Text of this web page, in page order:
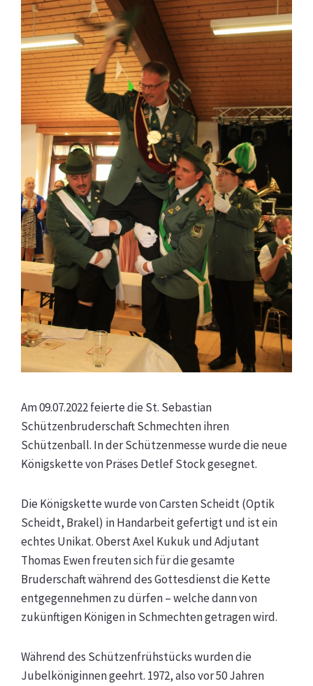
Am 09.07.2022 feierte die St. Sebastian
Schützenbruderschaft Schmechten ihren
Schützenball. In der Schützenmesse wurde die neue
Königskette von Präses Detlef Stock gesegnet.
Die Königskette wurde von Carsten Scheidt (Optik
Scheidt, Brakel) in Handarbeit gefertigt und ist ein
echtes Unikat. Oberst Axel Kukuk und Adjutant
Thomas Ewen freuten sich für die gesamte
Bruderschaft während des Gottesdienst die Kette
entgegennehmen zu dürfen – welche dann von
zukünftigen Königen in Schmechten getragen wird.
Während des Schützenfrühstücks wurden die
Jubelköniginnen geehrt. 1972, also vor 50 Jahren